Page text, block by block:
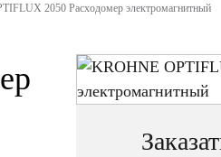
2050 Расходомер электромагнитный